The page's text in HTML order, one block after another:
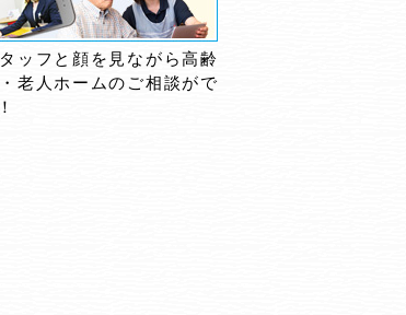
ッフと顔を見ながら高齢
老人ホームのご相談がで